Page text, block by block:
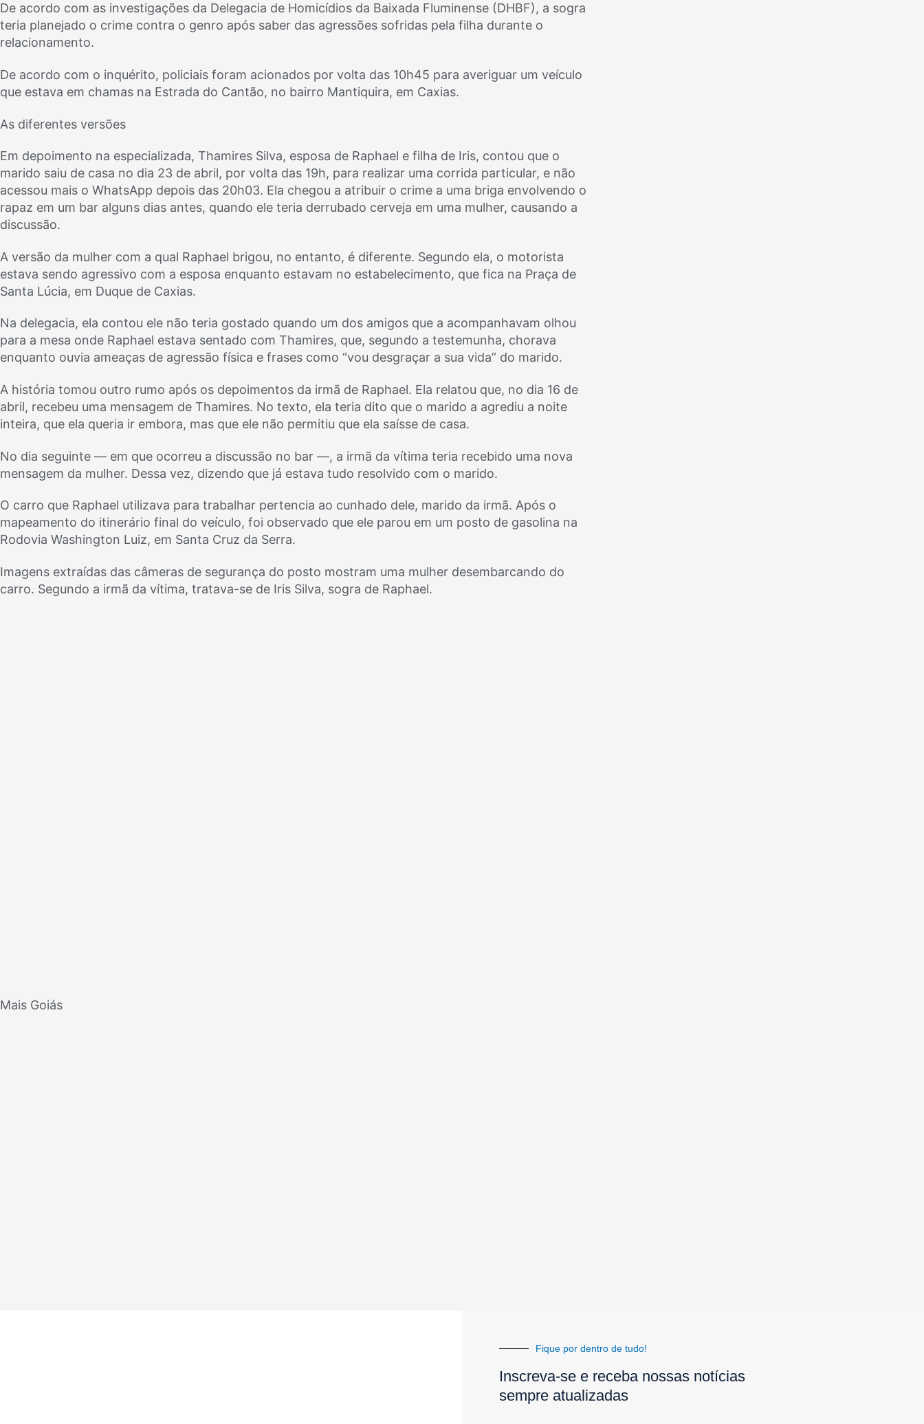
De acordo com as investigações da Delegacia de Homicídios da Baixada Fluminense (DHBF), a sogra
teria planejado o crime contra o genro após saber das agressões sofridas pela filha durante o
relacionamento.
De acordo com o inquérito, policiais foram acionados por volta das 10h45 para averiguar um veículo
que estava em chamas na Estrada do Cantão, no bairro Mantiquira, em Caxias.
As diferentes versões
Em depoimento na especializada, Thamires Silva, esposa de Raphael e filha de Iris, contou que o
marido saiu de casa no dia 23 de abril, por volta das 19h, para realizar uma corrida particular, e não
acessou mais o WhatsApp depois das 20h03. Ela chegou a atribuir o crime a uma briga envolvendo o
rapaz em um bar alguns dias antes, quando ele teria derrubado cerveja em uma mulher, causando a
discussão.
A versão da mulher com a qual Raphael brigou, no entanto, é diferente. Segundo ela, o motorista
estava sendo agressivo com a esposa enquanto estavam no estabelecimento, que fica na Praça de
Santa Lúcia, em Duque de Caxias.
Na delegacia, ela contou ele não teria gostado quando um dos amigos que a acompanhavam olhou
para a mesa onde Raphael estava sentado com Thamires, que, segundo a testemunha, chorava
enquanto ouvia ameaças de agressão física e frases como “vou desgraçar a sua vida” do marido.
A história tomou outro rumo após os depoimentos da irmã de Raphael. Ela relatou que, no dia 16 de
abril, recebeu uma mensagem de Thamires. No texto, ela teria dito que o marido a agrediu a noite
inteira, que ela queria ir embora, mas que ele não permitiu que ela saísse de casa.
No dia seguinte — em que ocorreu a discussão no bar —, a irmã da vítima teria recebido uma nova
mensagem da mulher. Dessa vez, dizendo que já estava tudo resolvido com o marido.
O carro que Raphael utilizava para trabalhar pertencia ao cunhado dele, marido da irmã. Após o
mapeamento do itinerário final do veículo, foi observado que ele parou em um posto de gasolina na
Rodovia Washington Luiz, em Santa Cruz da Serra.
Imagens extraídas das câmeras de segurança do posto mostram uma mulher desembarcando do
carro. Segundo a irmã da vítima, tratava-se de Iris Silva, sogra de Raphael.
Mais Goiás
Fique por dentro de tudo!
Inscreva-se e receba nossas notícias
sempre atualizadas